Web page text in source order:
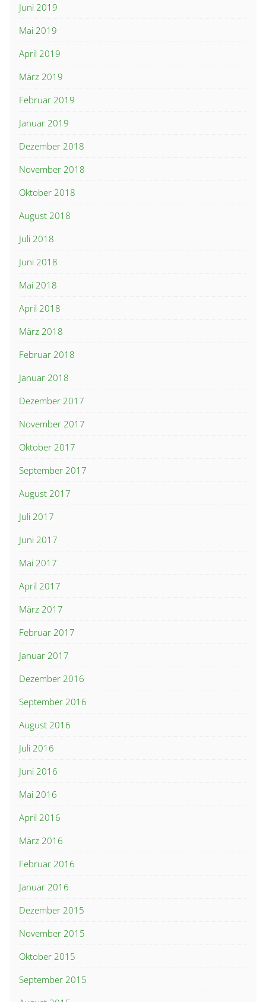
Juni 2019
Mai 2019
April 2019
März 2019
Februar 2019
Januar 2019
Dezember 2018
November 2018
Oktober 2018
August 2018
Juli 2018
Juni 2018
Mai 2018
April 2018
März 2018
Februar 2018
Januar 2018
Dezember 2017
November 2017
Oktober 2017
September 2017
August 2017
Juli 2017
Juni 2017
Mai 2017
April 2017
März 2017
Februar 2017
Januar 2017
Dezember 2016
September 2016
August 2016
Juli 2016
Juni 2016
Mai 2016
April 2016
März 2016
Februar 2016
Januar 2016
Dezember 2015
November 2015
Oktober 2015
September 2015